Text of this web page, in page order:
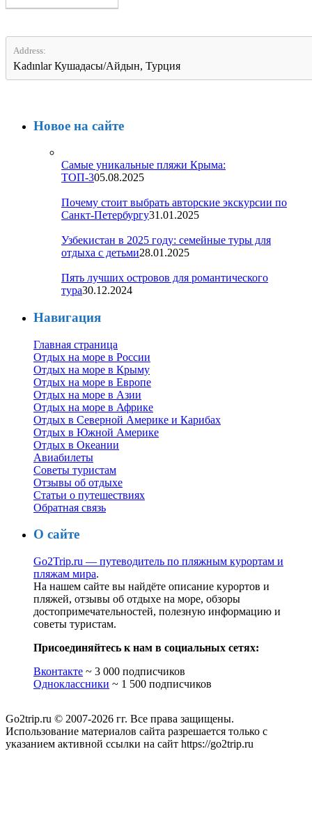
Address:
Kadınlar Кушадасы/Айдын, Турция
Новое на сайте
Самые уникальные пляжи Крыма:
ТОП-305.08.2025
Почему стоит выбрать авторские экскурсии по
Санкт-Петербургу31.01.2025
Узбекистан в 2025 году: семейные туры для
отдыха с детьми28.01.2025
Пять лучших островов для романтического
тура30.12.2024
Навигация
Главная страница
Отдых на море в России
Отдых на море в Крыму
Отдых на море в Европе
Отдых на море в Азии
Отдых на море в Африке
Отдых в Северной Америке и Карибах
Отдых в Южной Америке
Отдых в Океании
Авиабилеты
Советы туристам
Отзывы об отдыхе
Статьи о путешествиях
Обратная связь
О сайте
Go2Trip.ru — путеводитель по пляжным курортам и
пляжам мира.
На нашем сайте вы найдёте описание курортов и
пляжей, отзывы об отдыхе на море, обзоры
достопримечательностей, полезную информацию и
советы туристам.
Присоединяйтесь к нам в социальных сетях:
Вконтакте ~ 3 000 подписчиков
Одноклассники ~ 1 500 подписчиков
Go2trip.ru © 2007-2026 гг. Все права защищены.
Использование материалов сайта разрешается только с
указанием активной ссылки на сайт https://go2trip.ru